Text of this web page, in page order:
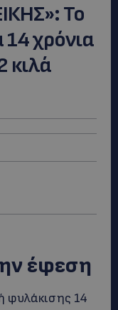
Το
χρόνια
κιλά
έφεση
φυλάκισης 14